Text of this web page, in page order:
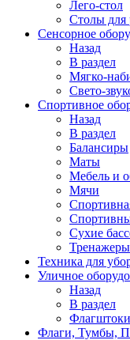
Лего-стол
Столы для
Сенсорное
Назад
В раздел
Мягко-
Свето-
Спортивное
Назад
В раздел
Балансиры
Маты
Мебель и
Мячи
Сухие
Тренажеры
Техника для
Уличное
Назад
В раздел
Флаги, Тумбы,